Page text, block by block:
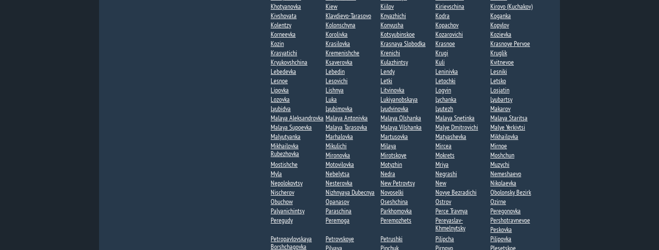
Khotyanovka
Kiew Kiilov​ Kirievschina
Kirovo (Kuchakov)
Kivshovata
Klavdievo-Tarasovo Knyazhichi Kodra
Koganka
Kolentzy
Kolonschyna Konyusha Kopachov​
Kopylov
Korneevka
Korolivka Kotsyubinskoe Kozarovichi​
Kozievka
Kozin​
Krasilovka Krasnaya Slobodka​ Krasnoe
Krasnoye Pervoe​
Krasyatichi
Kremenishche​ Krenichi Krugi
Kruglik​
Kryukovshchina​
Ksaverovka Kulazhintsy​ Kuli
Kvitnevoe​
Lebedevka
Lebedin​ Lendy​ Leninivka​
Lesniki​
Lesnoe​
Lesovichi​ Letki​ Letochki​
Letsko
Lipovka
Lishnya Litvinovka Logvin
Losjatin
Lozovka​
Luka Lukiyanobskaya Lychanka​
Lyubartsy​
Lyubidva​
Lyubimovka​ Lyudvinovka Lyutezh
Makarov
Malaya Aleksandrovka​ Malaya Antonivka Malaya Olshanka Malaya Snetinka
Malaya Staritsa
Malaya Supoevka
Malaya Tarasovka Malaya Vilshanka​ Malye Dmitrovichi​
Malye Yerkivtsi​
Malyutyanka​
Marhalovka Martusovka Matyashevka​
Mikhailovka
Mikhailovka
Rubezhovka
Mikulichi Milaya Mircea​
Mirnoe
Mironovka
Mirotskoye​ Mokrets​
Moshchun​
Mostishche
Motovilovka Motyzhin Mriya
Muzychi
Myla
Nebelytsa Nedra Negrashi​
Nemeshaevo​
Nepolokovtsy
Nesterovka​ New Petrovtsy​ New​
Nikolaevka​
Nischerov
Nizhnyaya Dubecnya​ Novoselki​ Novye Bezradichi​
Obolonsky Bezirk
Obuchow
Opanasov Oseshchina​ Ostrov
Ozirne
Palyanichintsy
Paraschina​ Parkhomovka Perce Travnya
Peregonovka​
Peregudy​
Peremoga​ Peremozhets​
Pereyaslav-
Khmelnytsky
Pershotravnevoe​
Peskovka
Petropavlovskaya
Borshchagovka​​
Petrovskoye​​ Petrushki​ Pilipcha
Pilipovka
Pilyava
Pinchuk Pirnovo​
Plesetskoe